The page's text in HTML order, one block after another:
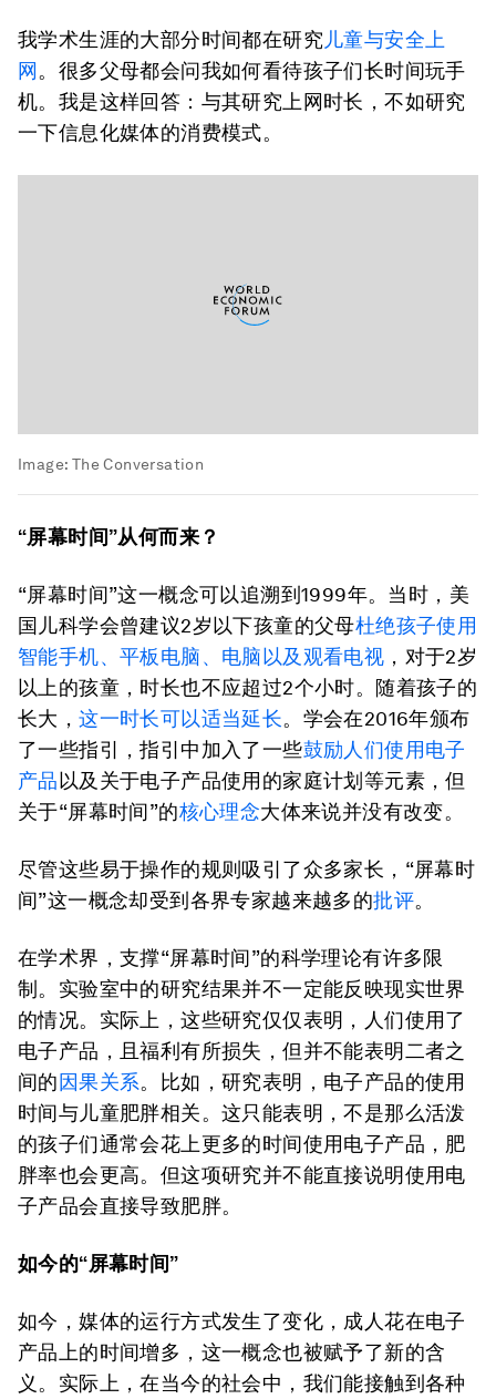
我学术生涯的大部分时间都在研究 儿童与安全上
网 。很多父母都会问我如何看待孩子们长时间玩手
机。我是这样回答：与其研究上网时长，不如研究
一下信息化媒体的消费模式。
Image: The Conversation
“屏幕时间”从何而来？
“屏幕时间”这一概念可以追溯到1999年。当时，美
国儿科学会曾建议2岁以下孩童的父母杜绝孩子使用
智能手机、平板电脑、电脑以及观看电视 ，对于2岁
以上的孩童，时长也不应超过2个小时。随着孩子的
长大，这一时长可以适当延长。学会在2016年颁布
了一些指引，指引中加入了一些鼓励人们使用电子
产品 以及关于电子产品使用的家庭计划等元素，但
关于“屏幕时间”的核心理念大体来说并没有改变。
尽管这些易于操作的规则吸引了众多家长，“屏幕时
间”这一概念却受到各界专家越来越多的批评。
在学术界，支撑“屏幕时间”的科学理论有许多限
制。实验室中的研究结果并不一定能反映现实世界
的情况。实际上，这些研究仅仅表明，人们使用了
电子产品，且福利有所损失，但并不能表明二者之
间的 因果关系。比如，研究表明，电子产品的使用
时间与儿童肥胖相关。这只能表明，不是那么活泼
的孩子们通常会花上更多的时间使用电子产品，肥
胖率也会更高。但这项研究并不能直接说明使用电
子产品会直接导致肥胖。
如今的“屏幕时间”
如今，媒体的运行方式发生了变化，成人花在电子
产品上的时间增多，这一概念也被赋予了新的含
义。实际上，在当今的社会中，我们能接触到各种